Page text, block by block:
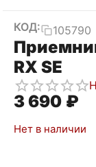
КОД: 105790
RX SE
3 690 ₽
Нет в наличии